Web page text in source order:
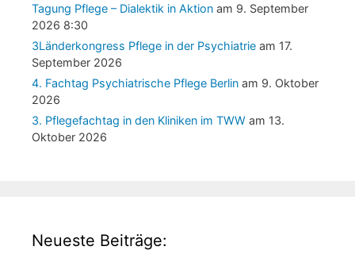
Tagung Pflege – Dialektik in Aktion am 9. September
2026 8:30
3Länderkongress Pflege in der Psychiatrie am 17.
September 2026
4. Fachtag Psychiatrische Pflege Berlin am 9. Oktober
2026
3. Pflegefachtag in den Kliniken im TWW am 13.
Oktober 2026
Neueste Beiträge: